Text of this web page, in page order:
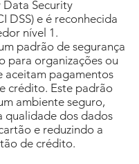
Data Security
DSS) e é reconhecida
nível 1.
padrão de segurança
para organizações ou
aceitam pagamentos
crédito. Este padrão
ambiente seguro,
qualidade dos dados
e reduzindo a
de crédito.